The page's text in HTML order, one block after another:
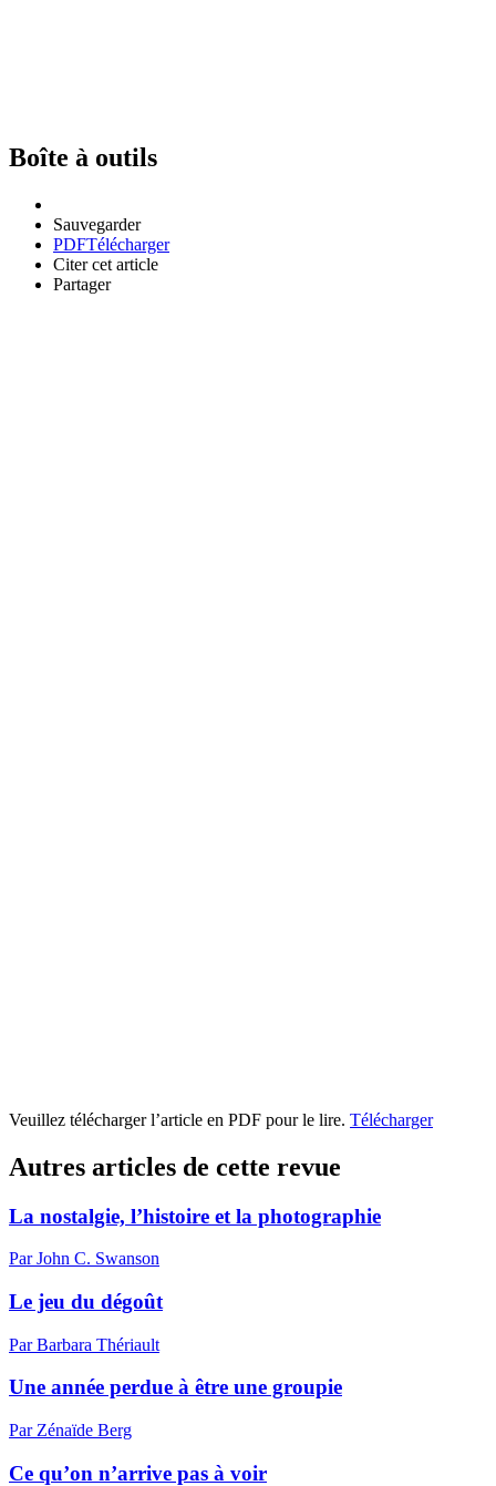
Boîte à outils
Sauvegarder
PDFTélécharger
Citer cet article
Partager
Veuillez télécharger l’article en PDF pour le lire. Télécharger
Autres articles de cette revue
La nostalgie, l’histoire et la photographie
Par John C. Swanson
Le jeu du dégoût
Par Barbara Thériault
Une année perdue à être une groupie
Par Zénaïde Berg
Ce qu’on n’arrive pas à voir